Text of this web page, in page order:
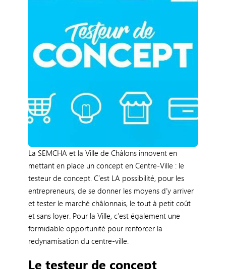
La SEMCHA et la Ville de Châlons innovent en
mettant en place un concept en Centre-Ville : le
testeur de concept. C’est LA possibilité, pour les
entrepreneurs, de se donner les moyens d’y arriver
et tester le marché châlonnais, le tout à petit coût
et sans loyer. Pour la Ville, c’est également une
formidable opportunité pour renforcer la
redynamisation du centre-ville.
Le testeur de concept